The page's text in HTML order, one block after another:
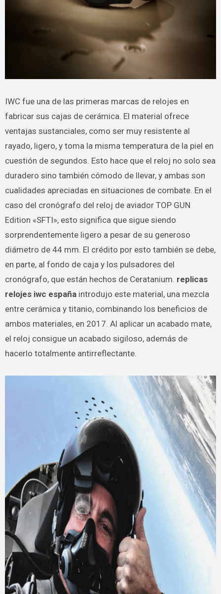
IWC fue una de las primeras marcas de relojes en
fabricar sus cajas de cerámica. El material ofrece
ventajas sustanciales, como ser muy resistente al
rayado, ligero, y toma la misma temperatura de la piel en
cuestión de segundos. Esto hace que el reloj no solo sea
duradero sino también cómodo de llevar, y ambas son
cualidades apreciadas en situaciones de combate. En el
caso del cronógrafo del reloj de aviador TOP GUN
Edition «SFTI», esto significa que sigue siendo
sorprendentemente ligero a pesar de su generoso
diámetro de 44 mm. El crédito por esto también se debe,
en parte, al fondo de caja y los pulsadores del
cronógrafo, que están hechos de Ceratanium. replicas
relojes iwc españaintrodujo este material, una mezcla
entre cerámica y titanio, combinando los beneficios de
ambos materiales, en 2017. Al aplicar un acabado mate,
el reloj consigue un acabado sigiloso, además de
hacerlo totalmente antirreflectante.